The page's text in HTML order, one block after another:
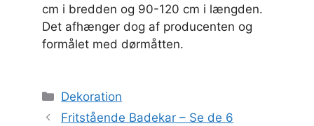
cm i bredden og 90-120 cm i længden.
Det afhænger dog af producenten og
formålet med dørmåtten.
Kategorier
Dekoration
Fritstående Badekar – Se de 6